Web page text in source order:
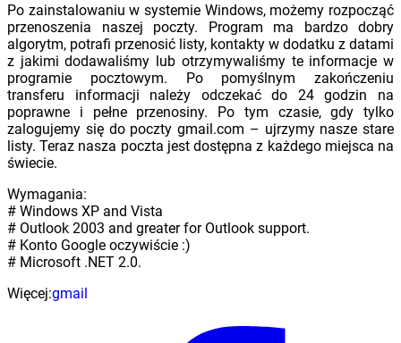
Po zainstalowaniu w systemie Windows, możemy rozpocząć
przenoszenia naszej poczty. Program ma bardzo dobry
algorytm, potrafi przenosić listy, kontakty w dodatku z datami
z jakimi dodawaliśmy lub otrzymywaliśmy te informacje w
programie pocztowym. Po pomyślnym zakończeniu
transferu informacji należy odczekać do 24 godzin na
poprawne i pełne przenosiny. Po tym czasie, gdy tylko
zalogujemy się do poczty gmail.com – ujrzymy nasze stare
listy. Teraz nasza poczta jest dostępna z każdego miejsca na
świecie.
Wymagania:
# Windows XP and Vista
# Outlook 2003 and greater for Outlook support.
# Konto Google oczywiście :)
# Microsoft .NET 2.0.
Więcej:gmail